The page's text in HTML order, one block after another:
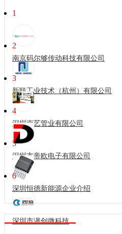
1
南京码尔够传动科技有限公司
2
新联工业技术（杭州）有限公司
3
深圳南艺管业有限公司
4
深圳市帝欧电子有限公司
5
深圳恒德新能源企业介绍
6
深圳市潜创微科技